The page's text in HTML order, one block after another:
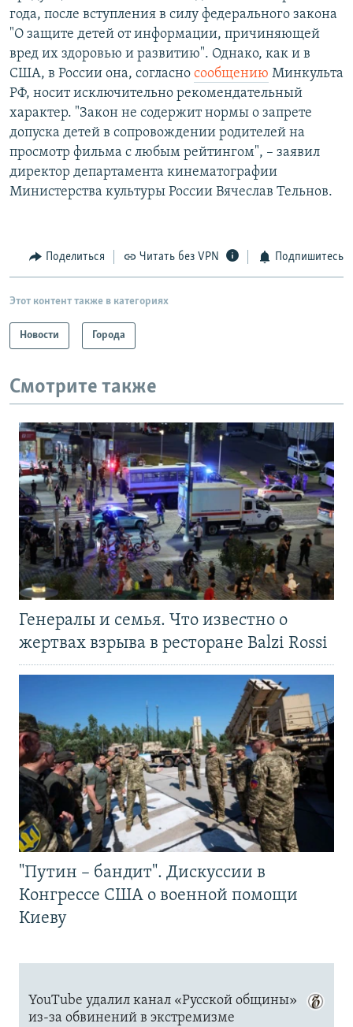
года, после вступления в силу федерального закона
"О защите детей от информации, причиняющей
вред их здоровью и развитию". Однако, как и в
США, в России она, согласно сообщению Минкульта
РФ, носит исключительно рекомендательный
характер. "Закон не содержит нормы о запрете
допуска детей в сопровождении родителей на
просмотр фильма с любым рейтингом", – заявил
директор департамента кинематографии
Министерства культуры России Вячеслав Тельнов.
Поделиться Читать без VPN Подпишитесь
Этот контент также в категориях
Новости Города
Смотрите также
Генералы и семья. Что известно о
жертвах взрыва в ресторане Balzi Rossi
"Путин – бандит". Дискуссии в
Конгрессе США о военной помощи
Киеву